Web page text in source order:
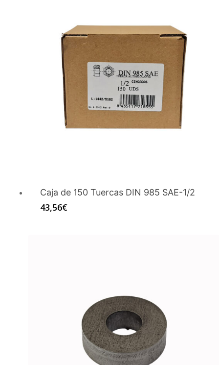
Caja de 150 Tuercas DIN 985 SAE-1/2
43,56€